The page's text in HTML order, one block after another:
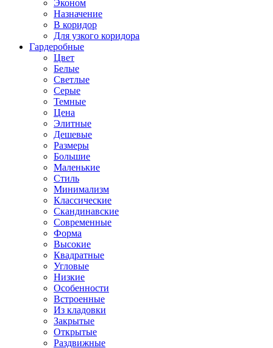
Эконом
Назначение
В коридор
Для узкого коридора
Гардеробные
Цвет
Белые
Светлые
Серые
Темные
Цена
Элитные
Дешевые
Размеры
Большие
Маленькие
Стиль
Минимализм
Классические
Скандинавские
Современные
Форма
Высокие
Квадратные
Угловые
Низкие
Особенности
Встроенные
Из кладовки
Закрытые
Открытые
Раздвижные